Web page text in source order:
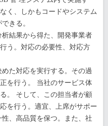
く、しかもコードやシステム
きる。
結果から得た、開発事業者
う。対応の必要性、対応方
た対応を実行する。その過
を行う。 当社のサービス体
。 そして、この担当者が顧
を行う。適宜、上席がサポー
、高品質を保つ。また、社